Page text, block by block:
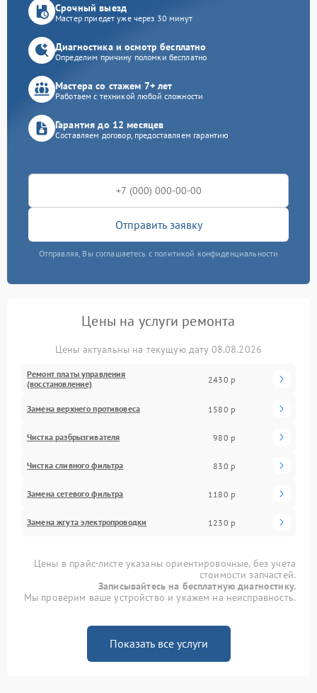
Срочный выезд
Мастер приедет уже через 30 минут
Диагностика и осмотр бесплатно
Определим причину поломки бесплатно
Мастера со стажем 7+ лет
Работаем с техникой любой сложности
Гарантия до 12 месяцев
Составляем договор, предоставляем гарантию
Отправить заявку
Отправляя, Вы соглашаетесь с политикой конфиденциальности
Цены на услуги ремонта
Цены актуальны на текущую дату 08.08.2026
Ремонт платы управления
(восстановление)
2430 р
Замена верхнего противовеса 1580 р
Чистка разбрызгивателя 980 р
Чистка сливного фильтра 830 р
Замена сетевого фильтра 1180 р
Замена жгута электропроводки 1230 р
Цены в прайс-листе указаны ориентировочные, без учета
стоимости запчастей.
Записывайтесь на бесплатную диагностику.
Мы проверим ваше устройство и укажем на неисправность.
Показать все услуги